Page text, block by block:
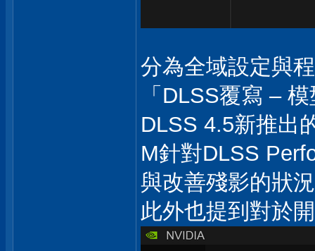
分為全域設定與
「DLSS覆寫 –
DLSS 4.5新推出
M針對DLSS
與改善殘影的狀
此外也提到對於